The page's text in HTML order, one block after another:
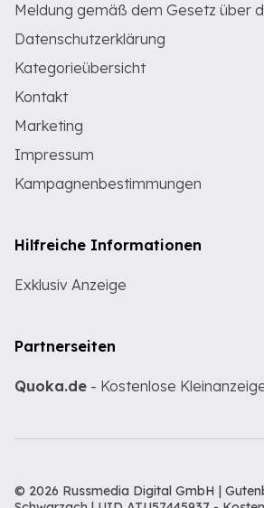
Meldung gemäß dem Gesetz über
Datenschutzerklärung
Kategorieübersicht
Kontakt
Marketing
Impressum
Kampagnenbestimmungen
Hilfreiche Informationen
Exklusiv Anzeige
Partnerseiten
Quoka.de - Kostenlose
© 2026 Russmedia Digital GmbH |